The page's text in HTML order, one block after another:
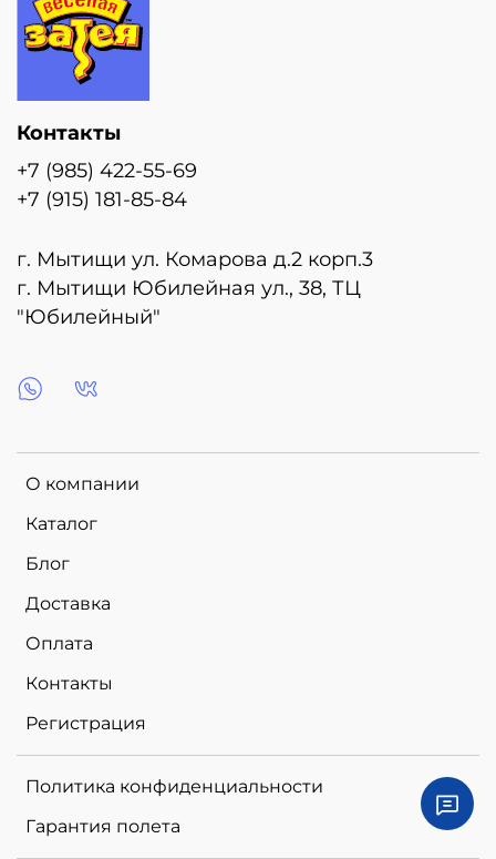
О компании
Каталог
Блог
Доставка
Оплата
Контакты
Регистрация
Политика конфиденциальности
Гарантия полета
Контакты
+7 (985) 422-55-69
+7 (915) 181-85-84
г. Мытищи ул. Комарова д.2 корп.3
г. Мытищи Юбилейная ул., 38, ТЦ
"Юбилейный"